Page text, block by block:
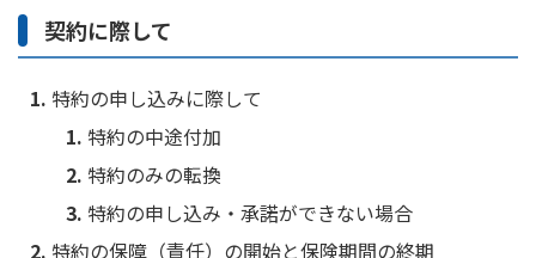
各種サービス・お知らせ
かんぽプラチナライフサービス
ご契約のしおり・約款（Web約款）
ご契約手続きの流れ
保険料のお払込方法
保険用語集
お問い合わせ
かんぽアプリ～かんぽの健康と安心を手のひらに～
かんぽ生命のサステナビリティ
契約に際して
特約の申し込みに際して
特約の中途付加
特約のみの転換
特約の申し込み・承諾ができない場合
特約の保障（責任）の開始と保険期間の終期